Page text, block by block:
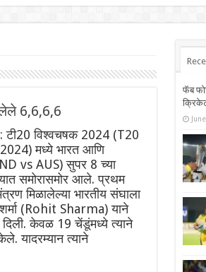
6,6,6,6
टी20 विश्वचषक 2024 (T20
मध्ये भारत आणि
vs AUS) सुपर 8 च्या
समोरासमोर आले. प्रथम
मिळालेल्या भारतीय संघाला
शर्मा (Rohit Sharma) याने
केवळ 19 चेंडूंमध्ये त्याने
यादरम्यान त्याने
फॅब